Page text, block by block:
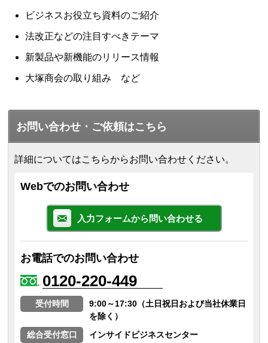
ビジネスお役立ち資料のご紹介
法改正などの注目すべきテーマ
新製品や新機能のリリース情報
大塚商会の取り組み など
お問い合わせ・ご依頼はこちら
詳細についてはこちらからお問い合わせください。
Webでのお問い合わせ
入力フォームから問い合わせる
お電話でのお問い合わせ
0120-220-449
受付時間
9:00～17:30（土日祝日および当社休業日
を除く）
総合受付窓口
インサイドビジネスセンター